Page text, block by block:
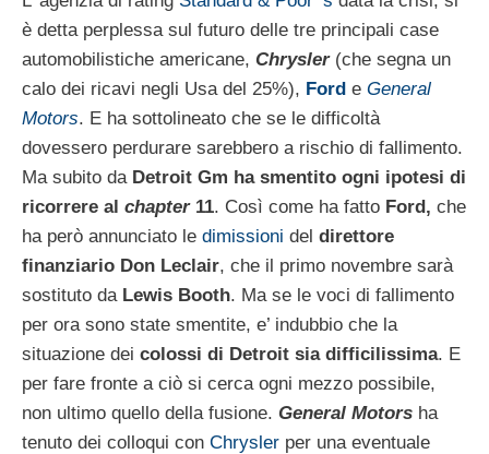
è detta perplessa sul futuro delle tre principali case
automobilistiche americane, Chrysler(che segna un
calo dei ricavi negli Usa del 25%), Ford e General
Motors. E ha sottolineato che se le difficoltà
dovessero perdurare sarebbero a rischio di fallimento.
Ma subito da Detroit Gm ha smentito ogni ipotesi di
ricorrere al chapter11. Così come ha fatto Ford, che
ha però annunciato le dimissioni del direttore
finanziario Don Leclair, che il primo novembre sarà
sostituto da Lewis Booth. Ma se le voci di fallimento
per ora sono state smentite, e’ indubbio che la
situazione dei colossi di Detroit sia difficilissima. E
per fare fronte a ciò si cerca ogni mezzo possibile,
non ultimo quello della fusione. General Motors ha
tenuto dei colloqui con Chrysler per una eventuale